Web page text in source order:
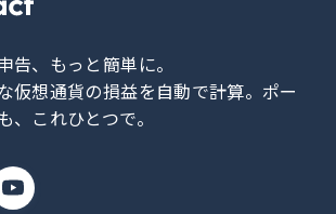
告、もっと簡単に。
仮想通貨の損益を自動で計算。 ポー
、これひとつで。